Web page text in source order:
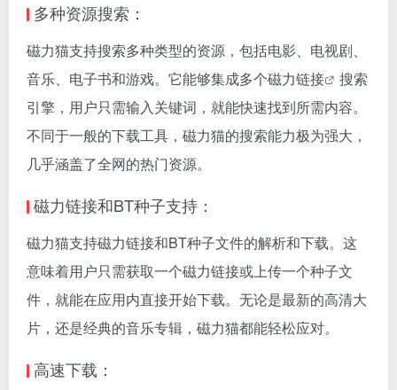
多种资源搜索：
磁力猫支持搜索多种类型的资源，包括电影、电视剧、
音乐、电子书和游戏。它能够集成多个磁力链接
搜索
引擎，用户只需输入关键词，就能快速找到所需内容。
不同于一般的下载工具，磁力猫的搜索能力极为强大，
几乎涵盖了全网的热门资源。
磁力链接和BT种子支持：
磁力猫支持磁力链接和BT种子文件的解析和下载。这
意味着用户只需获取一个磁力链接或上传一个种子文
件，就能在应用内直接开始下载。无论是最新的高清大
片，还是经典的音乐专辑，磁力猫都能轻松应对。
高速下载：